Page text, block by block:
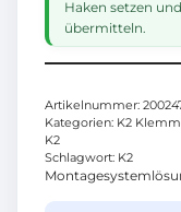
Haken setzen
übermitteln.
Artikelnummer:
Kategorien: K2
K2
Schlagwort: K2